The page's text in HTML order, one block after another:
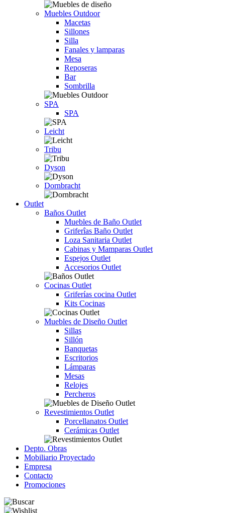
Muebles Outdoor
Macetas
Sillones
Silla
Fanales y lamparas
Mesa
Reposeras
Bar
Sombrilla
SPA
SPA
Leicht
Tribu
Dyson
Dornbracht
Outlet
Baños Outlet
Muebles de Baño Outlet
Griferîas Baño Outlet
Loza Sanitaria Outlet
Cabinas y Mamparas Outlet
Espejos Outlet
Accesorios Outlet
Cocinas Outlet
Griferías cocina Outlet
Kits Cocinas
Muebles de Diseño Outlet
Sillas
Sillón
Banquetas
Escritorios
Lámparas
Mesas
Relojes
Percheros
Revestimientos Outlet
Porcellanatos Outlet
Cerámicas Outlet
Depto. Obras
Mobiliario Proyectado
Empresa
Contacto
Promociones